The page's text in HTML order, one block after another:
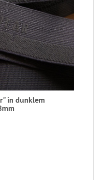
in dunklem